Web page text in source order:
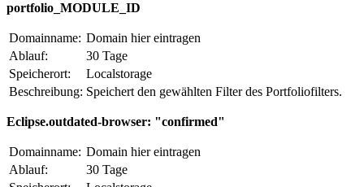
portfolio_MODULE_ID
Domainname: Domain hier eintragen
Ablauf:
30 Tage
Speicherort:
Localstorage
Beschreibung: Speichert den gewählten Filter des Portfoliofilters.
Eclipse.outdated-browser: "confirmed"
Domainname: Domain hier eintragen
Ablauf:
30 Tage